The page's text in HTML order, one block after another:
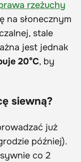
rzeżuchy
na słonecznym
stale
jest jednak
20°C, by
siewną?
już
później).
co 2